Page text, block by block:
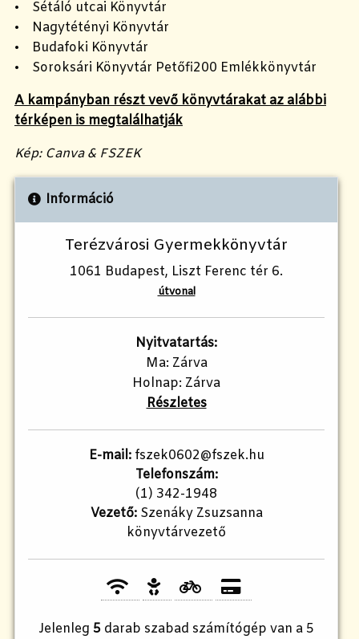
• Sétáló utcai Könyvtár
• Nagytétényi Könyvtár
• Budafoki Könyvtár
• Soroksári Könyvtár Petőfi200 Emlékkönyvtár
A kampányban részt vevő könyvtárakat az alábbi
térképen is megtalálhatják
Kép: Canva & FSZEK
Információ
Terézvárosi Gyermekkönyvtár
1061 Budapest, Liszt Ferenc tér 6.
útvonal
Nyitvatartás:
Ma: Zárva
Holnap: Zárva
Részletes
E-mail:fszek0602@fszek.hu
Telefonszám:
(1) 342-1948
Vezető:Szenáky Zsuzsanna
könyvtárvezető
Jelenleg 5 darab szabad számítógép van a 5